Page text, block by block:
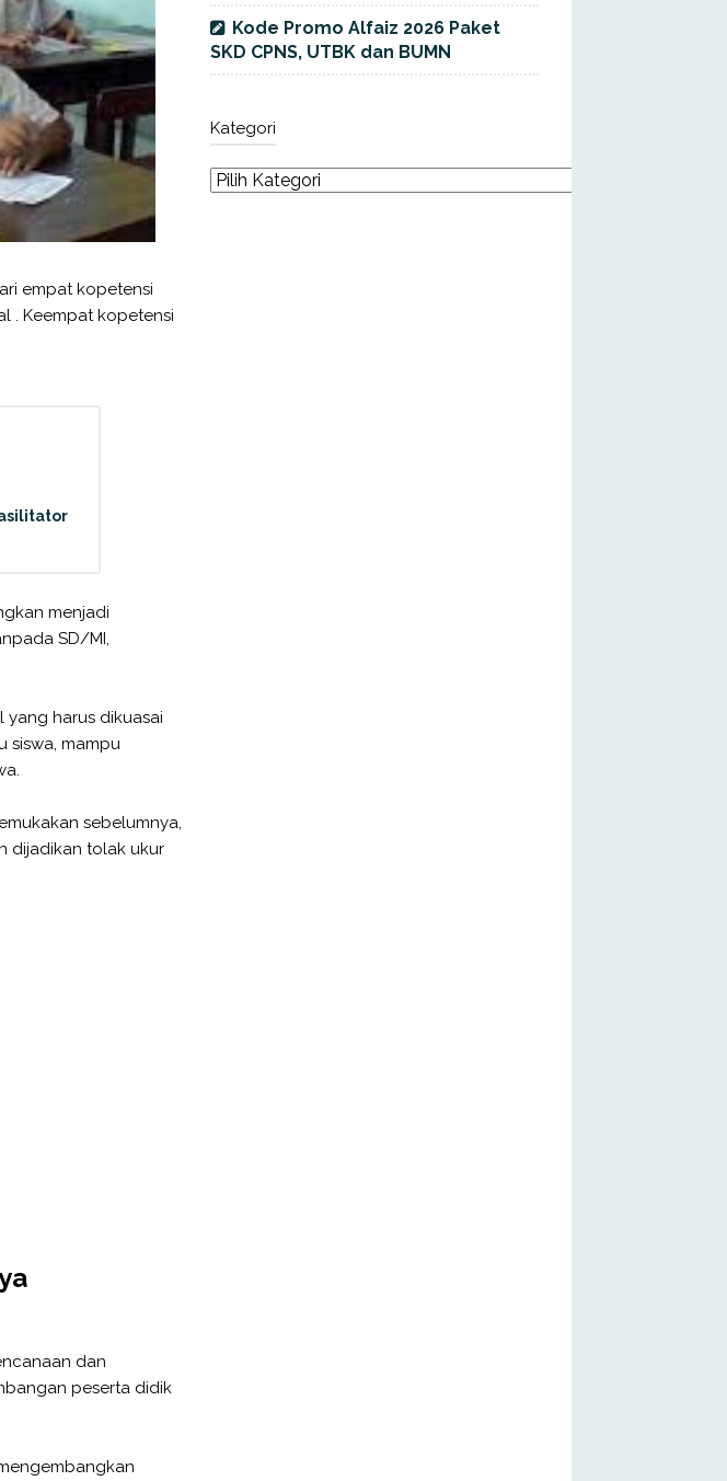
empat kopetensi
. Keempat kopetensi
menjadi
SD/MI,
harus dikuasai
siswa, mampu
sebelumnya,
dijadikan tolak ukur
dan
peserta didik
Kode Promo Alfaiz 2026 Paket
SKD CPNS, UTBK dan BUMN
Kategori